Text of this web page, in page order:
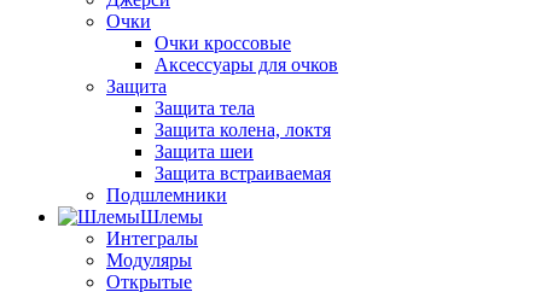
Очки
Очки кроссовые
Аксессуары для очков
Защита
Защита тела
Защита колена, локтя
Защита шеи
Защита встраиваемая
Подшлемники
Шлемы
Интегралы
Модуляры
Открытые